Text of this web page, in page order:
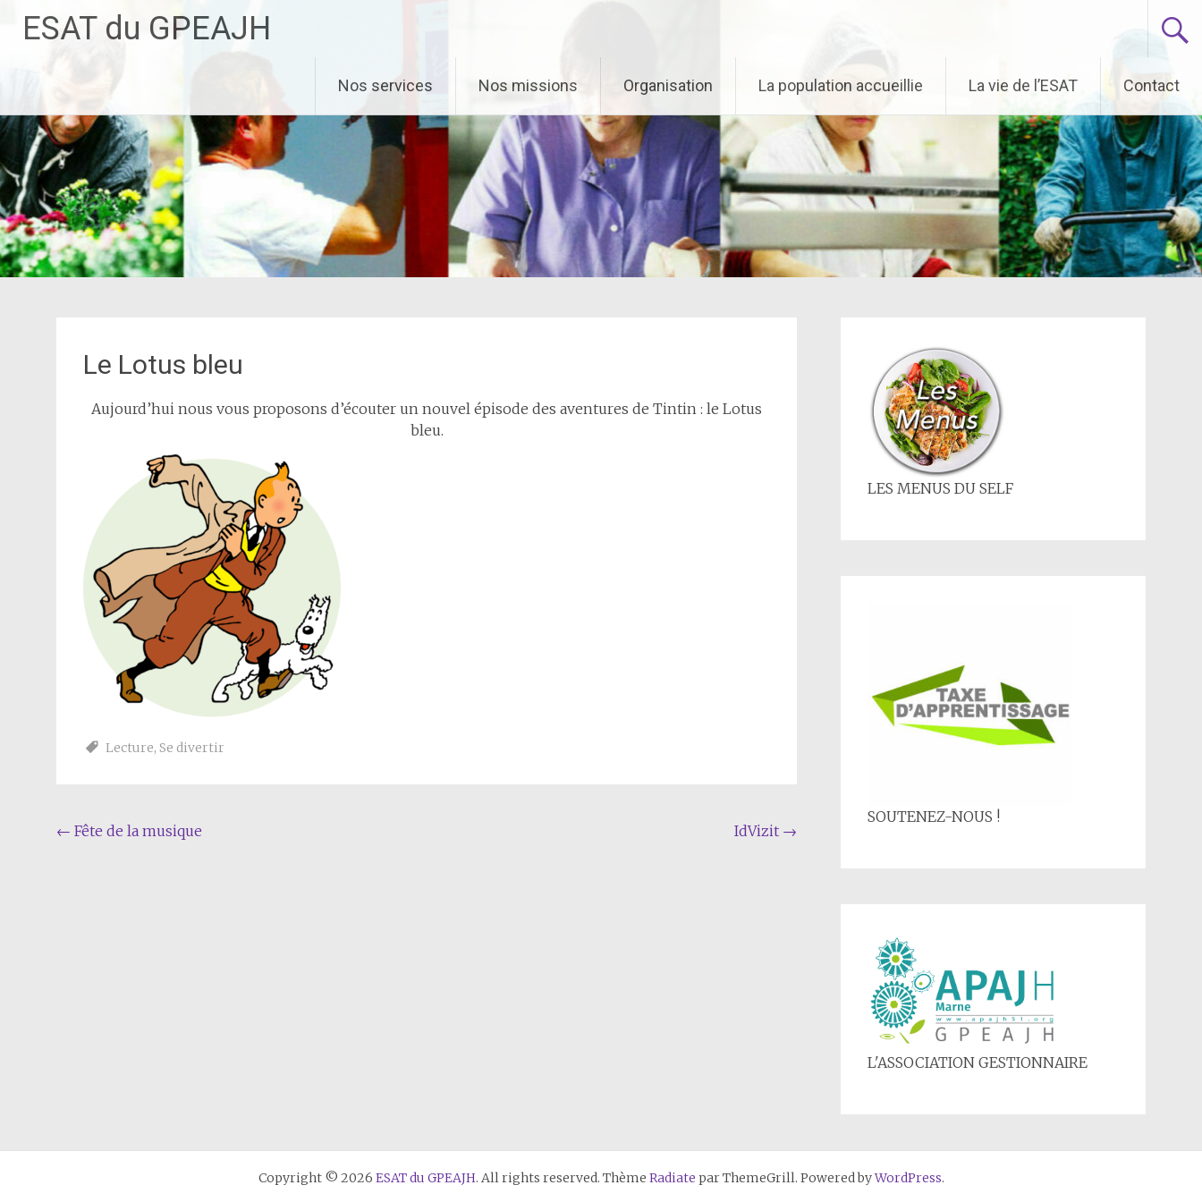
ESAT du GPEAJH
Nos services Nos missions Organisation La population accueillie La vie de l’ESAT Contact
Le Lotus bleu
Aujourd’hui nous vous proposons d’écouter un nouvel épisode des aventures de Tintin : le Lotus
bleu.
Lecture, Se divertir
Navigation
← Fête de la musique IdVizit →
LES MENUS DU SELF
SOUTENEZ-NOUS !
L'ASSOCIATION GESTIONNAIRE
Copyright © 2026 ESAT du GPEAJH. All rights reserved. Thème Radiate par ThemeGrill. Powered byWordPress.